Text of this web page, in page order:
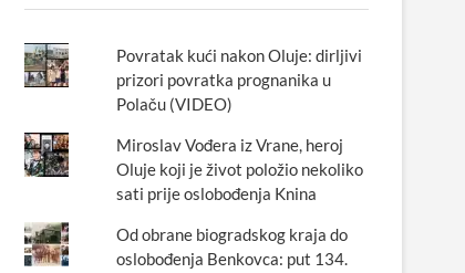
Povratak kući nakon Oluje: dirljivi
prizori povratka prognanika u
Polaču (VIDEO)
Miroslav Vođera iz Vrane, heroj
Oluje koji je život položio nekoliko
sati prije oslobođenja Knina
Od obrane biogradskog kraja do
oslobođenja Benkovca: put 134.